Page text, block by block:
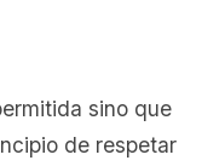
sino que
de respetar